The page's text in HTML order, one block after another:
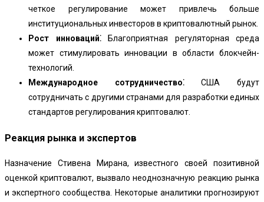
четкое регулирование может привлечь больше
институциональных инвесторов в криптовалютный рынок.
Рост инноваций⁚Благоприятная регуляторная среда
может стимулировать инновации в области блокчейн-
технологий.
Международное сотрудничество⁚США будут
сотрудничать с другими странами для разработки единых
стандартов регулирования криптовалют.
Реакция рынка и экспертов
Назначение Стивена Мирана, известного своей позитивной
оценкой криптовалют, вызвало неоднозначную реакцию рынка
и экспертного сообщества. Некоторые аналитики прогнозируют